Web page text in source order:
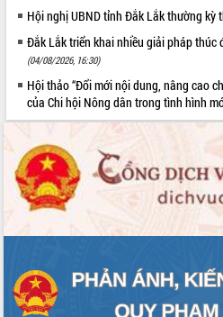
Kết nối tour, đẩy mạnh chuyển đổi số
để phát triển du lịch Đắk Lắk
Khởi động Dự án Đầu tư xây dựng hạ
tầng kỹ thuật Cụm công nghiệp Tân
Tiến
Gặp mặt các cơ quan báo chí nhân Kỷ
niệm 101 năm Ngày Báo chí Cách
mạng Việt Nam
Đắk Lắk sơ kết 4 năm triển khai thực
hiện Đề án 06 của Chính phủ
Họp báo thông tin về Hội nghị Công bố
Khơi thông điểm nghẽn, đẩy nhanh
giải ngân vốn khắc phục thiên tai
Hội nghị UBND tỉnh Đắk Lắk thường kỳ
Đắk Lắk triển khai nhiều giải pháp thúc
(04/08/2026, 16:30)
Hội thảo “Đổi mới nội dung, nâng cao
của Chi hội Nông dân trong tình hình